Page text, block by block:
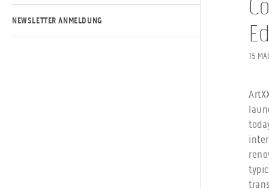
NEWSLETTER ANMELDUNG
15